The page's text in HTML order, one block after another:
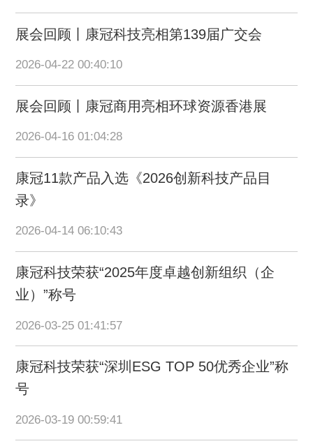
展会回顾丨康冠科技亮相第139届广交会
2026-04-22 00:40:10
展会回顾丨康冠商用亮相环球资源香港展
2026-04-16 01:04:28
康冠11款产品入选《2026创新科技产品目
录》
2026-04-14 06:10:43
康冠科技荣获“2025年度卓越创新组织（企
业）”称号
2026-03-25 01:41:57
康冠科技荣获“深圳ESG TOP 50优秀企业”称
号
2026-03-19 00:59:41